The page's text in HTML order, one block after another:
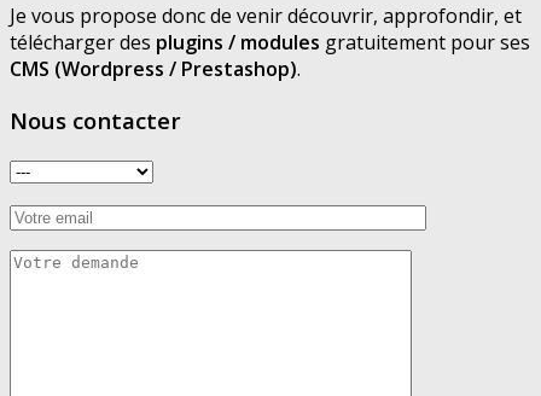
Je vous propose donc de venir découvrir, approfondir, et
télécharger des plugins / modules gratuitement pour ses
CMS (Wordpress / Prestashop).
Nous contacter